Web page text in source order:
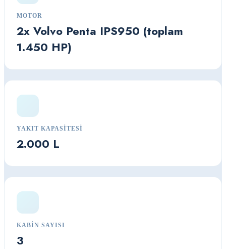
MOTOR
2x Volvo Penta IPS950 (toplam
1.450 HP)
YAKIT KAPASITESI
2.000 L
KABIN SAYISI
3